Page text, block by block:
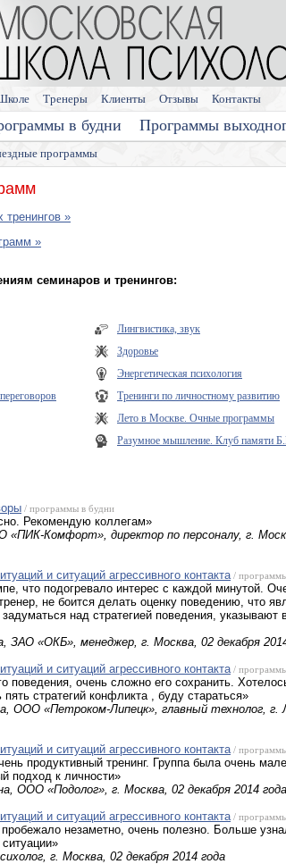
программы
в будни Программы
Тренеры Клиенты Отзывы Контакты
тренингов »
»
семинаров и тренингов:
Лингвистика, звук
Здоровье
Энергетическая психология
Тренинги по личностному развитию
Лето в Москве. Очные программы
Разумное мышление. Клуб памяти
/ программы в будни
Рекомендую коллегам»
Комфорт», директор по персоналу, г.
и ситуаций агрессивного контакта /
что подогревало интерес с каждой минутой.
не боится делать оценку поведению, что
над стратегией поведения, указывают
ЗАО «ОКБ», менеджер, г. Москва, 02 декабря
и ситуаций агрессивного контакта /
поведения, очень сложно его сохранить.
стратегий конфликта , буду стараться»
ООО «Петроком-Липецк», главный технолог, г.
и ситуаций агрессивного контакта /
продуктивный тренинг. Группа была очень
подход к личности»
ООО «Подолог», г. Москва, 02 декабря 2014 года
и ситуаций агрессивного контакта /
незаметно, очень полезно. Больше
г. Москва, 02 декабря 2014 года